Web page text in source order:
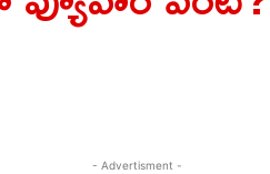
- Advertisment -